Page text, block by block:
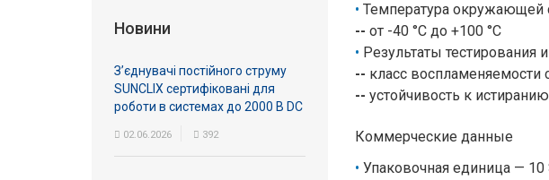
Температура окружающей
-- от -40 °C до +100 °C
Результаты тестирования
-- класс воспламеняемости
-- устойчивость к
Коммерческие данные
Упаковочная единица — 10
Новини
З’єднувачі постійного струму
SUNCLIX сертифіковані для
роботи в системах до 2000 В DC
02.06.2026 392